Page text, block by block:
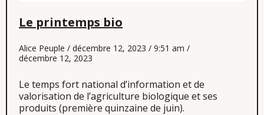
Le printemps bio
Alice Peuple décembre 12, 2023
9:51 am
décembre 12, 2023
Le temps fort national d’information et de
valorisation de l’agriculture biologique et ses
produits (première quinzaine de juin).